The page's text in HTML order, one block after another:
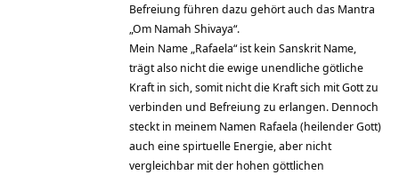
Befreiung führen dazu gehört auch das Mantra
„Om Namah Shivaya“.
Mein Name „Rafaela“ ist kein Sanskrit Name,
trägt also nicht die ewige unendliche götliche
Kraft in sich, somit nicht die Kraft sich mit Gott zu
verbinden und Befreiung zu erlangen. Dennoch
steckt in meinem Namen Rafaela (heilender Gott)
auch eine spirtuelle Energie, aber nicht
vergleichbar mit der hohen göttlichen